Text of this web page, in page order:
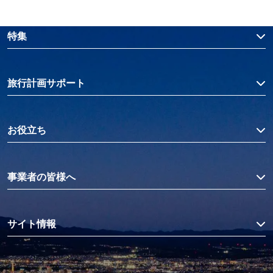
特集
旅行計画サポート
お役立ち
事業者の皆様へ
サイト情報